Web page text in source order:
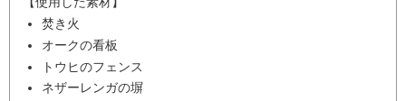
焚き火
オークの看板
トウヒのフェンス
ネザーレンガの塀